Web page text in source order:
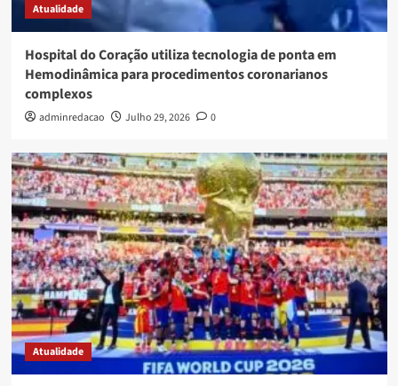
Atualidade
Hospital do Coração utiliza tecnologia de ponta em
Hemodinâmica para procedimentos coronarianos
complexos
adminredacao Julho 29, 2026 0
Atualidade